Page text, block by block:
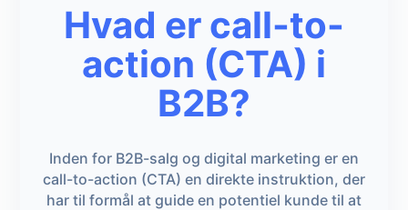
Hvad er call-to-
action (CTA) i
B2B?
Inden for B2B-salg og digital marketing er en
call-to-action (CTA) en direkte instruktion, der
har til formål at guide en potentiel kunde til at